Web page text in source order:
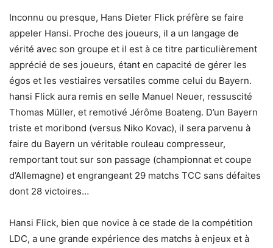
Inconnu ou presque, Hans Dieter Flick préfère se faire
appeler Hansi. Proche des joueurs, il a un langage de
vérité avec son groupe et il est à ce titre particulièrement
apprécié de ses joueurs, étant en capacité de gérer les
égos et les vestiaires versatiles comme celui du Bayern.
hansi Flick aura remis en selle Manuel Neuer, ressuscité
Thomas Müller, et remotivé Jérôme Boateng. D’un Bayern
triste et moribond (versus Niko Kovac), il sera parvenu à
faire du Bayern un véritable rouleau compresseur,
remportant tout sur son passage (championnat et coupe
d’Allemagne) et engrangeant 29 matchs TCC sans défaites
dont 28 victoires…
Hansi Flick, bien que novice à ce stade de la compétition
LDC, a une grande expérience des matchs à enjeux et à